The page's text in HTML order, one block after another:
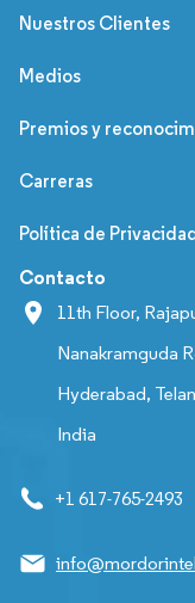
Nuestros Clientes
Medios
Premios y
Carreras
Política de
Contacto
11th Floor,
Nanakramguda
Hyderabad,
India
+1 617-765-2493